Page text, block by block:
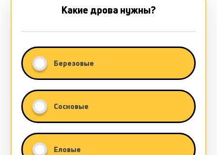
Какие дрова нужны?
Березовые
Сосновые
Еловые